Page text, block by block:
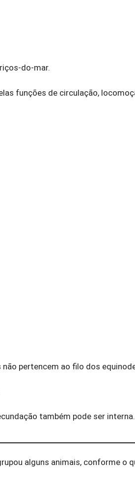
do-mar.
funções de circulação,
pertencem ao filo dos
também pode ser interna.
alguns animais, conforme o